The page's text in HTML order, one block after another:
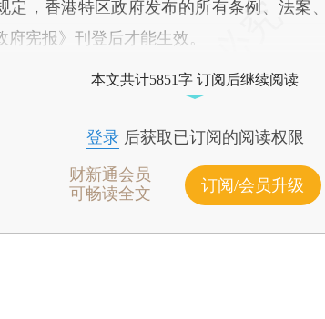
定，香港特区政府发布的所有条例、法案
宪报》刊登后才能生效。
本文共计5851字 订阅后继续阅读
登录后获取已订阅的阅读权限
财新通会员
可畅读全文
订阅/会员升级